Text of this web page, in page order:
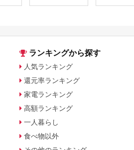
ランキングから探す
人気ランキング
還元率ランキング
家電ランキング
高額ランキング
一人暮らし
食べ物以外